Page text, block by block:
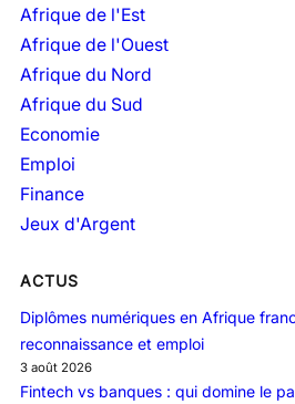
v
Afrique de l'Est
Afrique de l'Ouest
Afrique du Nord
Afrique du Sud
Economie
Emploi
Finance
Jeux d'Argent
ACTUS
Diplômes numériques en Afrique
reconnaissance et emploi
3 août 2026
Fintech vs banques : qui domine le